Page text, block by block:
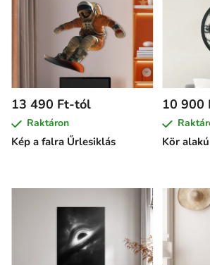
Kép a falra Űrlesiklás
13 490 Ft-tól
Raktáron
Kör
10 900